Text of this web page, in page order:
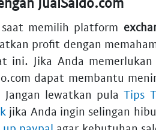
memilih platform
profit dengan
ini. Jika Anda memerlukan
dapat membantu
Jangan lewatkan pulaTips
jika Anda ingin selingan